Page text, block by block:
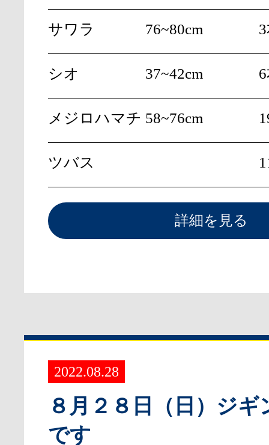
サワラ 76~80cm
シオ 37~42cm
メジロハマチ 58~76cm
ツバス
詳細を見る
2022.08.28
８月２８日（日）ジギ
です